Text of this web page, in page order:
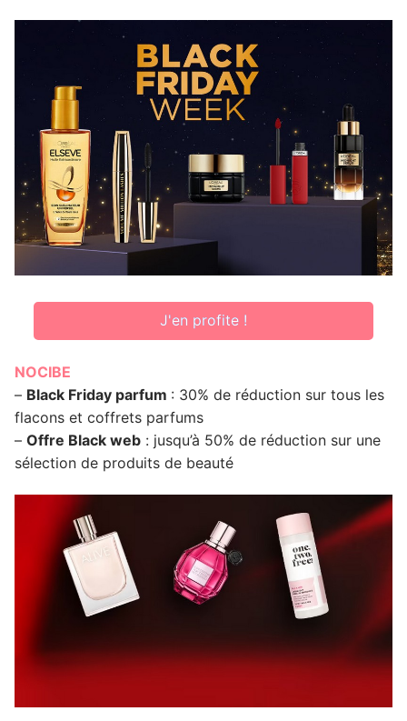
J'en profite !
NOCIBE
– Black Friday parfum : 30% de réduction sur tous les
flacons et coffrets parfums
– Offre Black web : jusqu’à 50% de réduction sur une
sélection de produits de beauté